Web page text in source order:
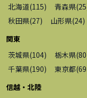
北海道(115) 青森県(25
秋田県(27) 山形県(24)
関東
茨城県(104) 栃木県(80
千葉県(190) 東京都(
信越・北陸